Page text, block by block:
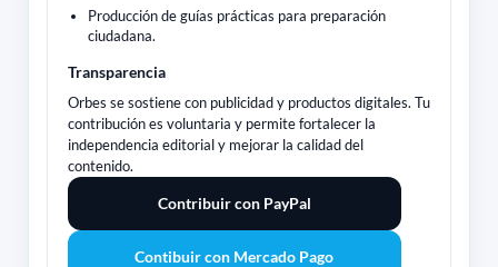
Producción de guías prácticas para preparación
ciudadana.
Transparencia
Orbes se sostiene con publicidad y productos digitales. Tu
contribución es voluntaria y permite fortalecer la
independencia editorial y mejorar la calidad del
contenido.
Contribuir con PayPal
Contibuir con Mercado Pago